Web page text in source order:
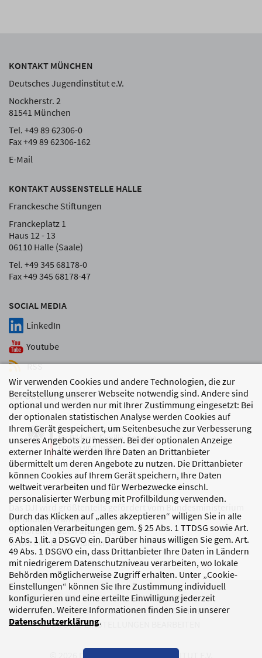
Wir verwenden Cookies und andere Technologien, die zur
Bereitstellung unserer Webseite notwendig sind. Andere sind
optional und werden nur mit Ihrer Zustimmung eingesetzt: Bei
der optionalen statistischen Analyse werden Cookies auf
Ihrem Gerät gespeichert, um Seitenbesuche zur Verbesserung
unseres Angebots zu messen. Bei der optionalen Anzeige
externer Inhalte werden Ihre Daten an Drittanbieter
übermittelt um deren Angebote zu nutzen. Die Drittanbieter
können Cookies auf Ihrem Gerät speichern, Ihre Daten
weltweit verarbeiten und für Werbezwecke einschl.
personalisierter Werbung mit Profilbildung verwenden.
Durch das Klicken auf „alles akzeptieren“ willigen Sie in alle
optionalen Verarbeitungen gem. § 25 Abs. 1 TTDSG sowie Art.
6 Abs. 1 lit. a DSGVO ein. Darüber hinaus willigen Sie gem. Art.
49 Abs. 1 DSGVO ein, dass Drittanbieter Ihre Daten in Ländern
mit niedrigerem Datenschutzniveau verarbeiten, wo lokale
Behörden möglicherweise Zugriff erhalten. Unter „Cookie-
Einstellungen“ können Sie Ihre Zustimmung individuell
konfigurieren und eine erteilte Einwilligung jederzeit
widerrufen. Weitere Informationen finden Sie in unserer
Datenschutzerklärung.
SOCIAL MEDIA
LinkedIn
Youtube
RSS
KONTAKT MÜNCHEN
Deutsches Jugendinstitut e.V.
Nockherstr. 2
81541 München
Tel. +49 89 62306-0
Fax +49 89 62306-162
E-Mail
KONTAKT AUSSENSTELLE HALLE
Franckesche Stiftungen
Franckeplatz 1
Haus 12 - 13
06110 Halle (Saale)
Tel. +49 345 68178-0
Fax +49 345 68178-47
GEFÖRDERT VON
Das DJI wird größtenteils gefördert vom Bundesministerium
für Bildung, Familie,
Senioren, Frauen und Jugend
sowie den Bundesländern.
DATENSCHUTZ
IMPRESSUM
KORRUPTIONSPRÄVENTION
BARRIEREFREIHEIT
COOKIE-EINSTELLUNGEN BEARBEITEN